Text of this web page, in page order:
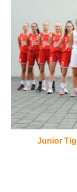
Junior